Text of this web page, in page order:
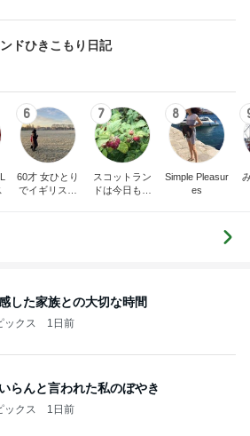
ドひきこもり日記
6
60才 女ひとり
でイギリスに
7
スコットラン
ドは今日も曇
8
Simple Pleasur
es
した家族との大切な時間
ックス 1日前
らんと言われた私のぼやき
ックス 1日前